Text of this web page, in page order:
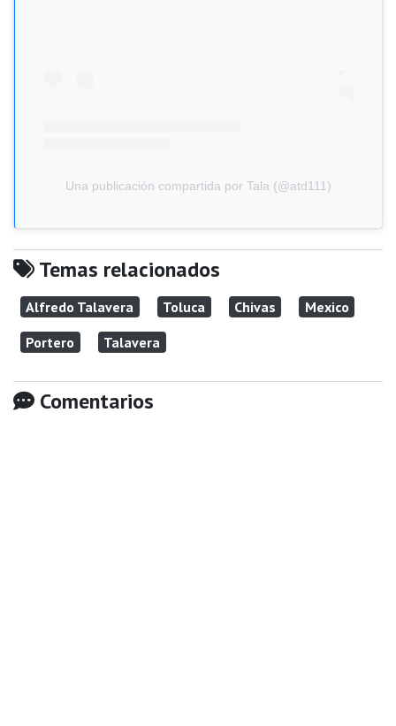
Una publicación compartida por Tala (@atd111)
Temas relacionados
Alfredo Talavera Toluca Chivas
Mexico
Portero
Talavera
Comentarios